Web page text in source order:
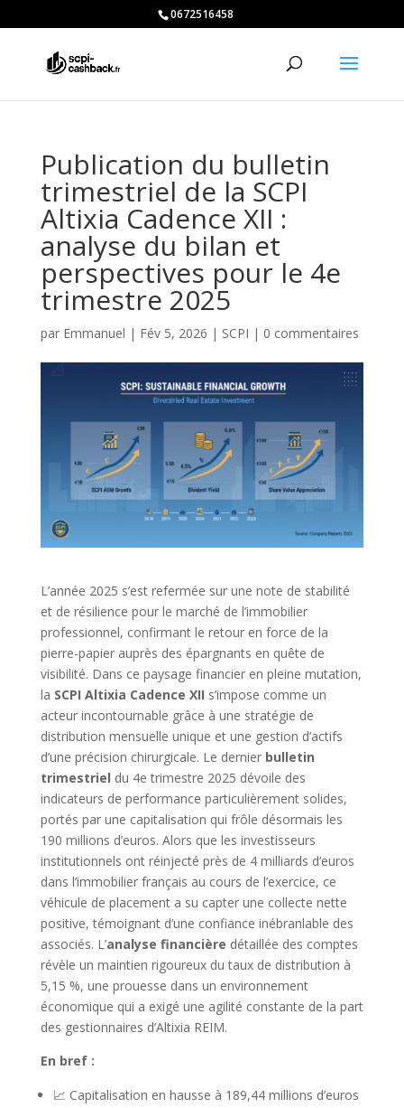
0672516458
Publication du bulletin
trimestriel de la SCPI
Altixia Cadence XII :
analyse du bilan et
perspectives pour le 4e
trimestre 2025
par Emmanuel | Fév 5, 2026 | SCPI | 0 commentaires
L’année 2025 s’est refermée sur une note de stabilité
et de résilience pour le marché de l’immobilier
professionnel, confirmant le retour en force de la
pierre-papier auprès des épargnants en quête de
visibilité. Dans ce paysage financier en pleine mutation,
la SCPI Altixia Cadence XII s’impose comme un
acteur incontournable grâce à une stratégie de
distribution mensuelle unique et une gestion d’actifs
d’une précision chirurgicale. Le dernier bulletin
trimestriel du 4e trimestre 2025 dévoile des
indicateurs de performance particulièrement solides,
portés par une capitalisation qui frôle désormais les
190 millions d’euros. Alors que les investisseurs
institutionnels ont réinjecté près de 4 milliards d’euros
dans l’immobilier français au cours de l’exercice, ce
véhicule de placement a su capter une collecte nette
positive, témoignant d’une confiance inébranlable des
associés. L’analyse financière détaillée des comptes
révèle un maintien rigoureux du taux de distribution à
5,15 %, une prouesse dans un environnement
économique qui a exigé une agilité constante de la part
des gestionnaires d’Altixia REIM.
En bref :
📈 Capitalisation en hausse à 189,44 millions d’euros